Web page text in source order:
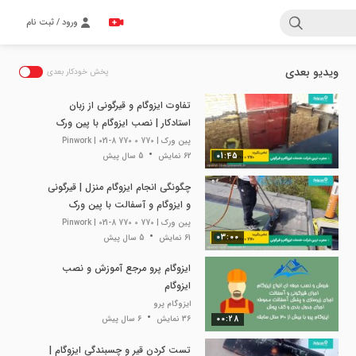
ورود / ثبت نام
ویدیو بعدی پخش خودکار بعدی
01:45
تفاوت ایزوگام و قیرگونی از زبان
استادکار | نصب ایزوگام با پین ورک
پین ورک | Pinwork | 021-8 770 0 770
62 نمایش
5 سال پیش
03:00
چگونگی انجام ایزوگام منزل | قیرگونی
و ایزوگام و آسفالت با پین ورک
پین ورک | Pinwork | 021-8 770 0 770
61 نمایش
5 سال پیش
00:28
ایزوگام پرو مرجع آموزش و نصب
ایزوگام
ایزوگام پرو
36 نمایش
6 سال پیش
تست کردن قیر و چسبندگی ایزوگام |